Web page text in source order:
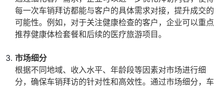
每一次车销拜访都能与客户的具体需求对接，提升成交的
可能性。例如，对于关注健康检查的客户，企业可以重点
推荐健康体检套餐和后续的医疗旅游项目。
市场细分
根据不同地域、收入水平、年龄段等因素对市场进行细
分，确保车销拜访的针对性和高效性。通过市场细分，车